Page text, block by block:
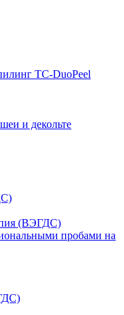
TC-DuoPeel
и декольте
(ВЭГДС)
пробами на